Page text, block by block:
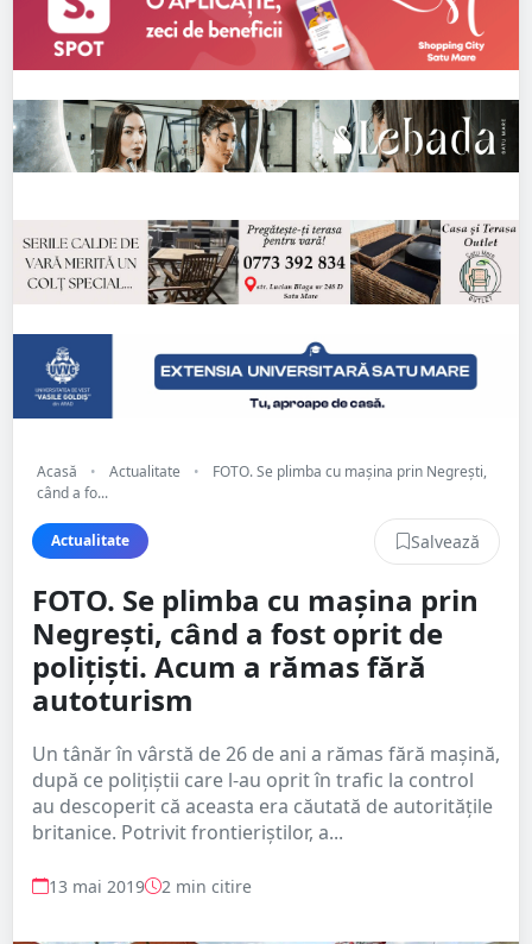
Acasă • Actualitate •
FOTO. Se plimba cu mașina prin Negrești,
când a fo...
Actualitate Salvează
FOTO. Se plimba cu mașina prin
Negrești, când a fost oprit de
polițiști. Acum a rămas fără
autoturism
Un tânăr în vârstă de 26 de ani a rămas fără mașină,
după ce polițiștii care l-au oprit în trafic la control
au descoperit că aceasta era căutată de autoritățile
britanice. Potrivit frontieriștilor, a...
13 mai 2019 2 min citire